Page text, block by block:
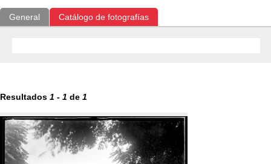
General Catálogo de fotografías
Resultados 1 - 1 de 1